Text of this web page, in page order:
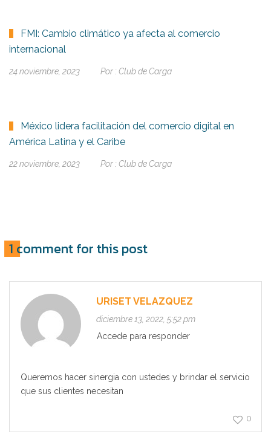
FMI: Cambio climático ya afecta al comercio
internacional
24 noviembre, 2023 Por : Club de Carga
México lidera facilitación del comercio digital en
América Latina y el Caribe
22 noviembre, 2023 Por : Club de Carga
1 comment for this post
URISET VELAZQUEZ
diciembre 13, 2022, 5:52 pm
Accede para responder
Queremos hacer sinergia con ustedes y brindar el servicio
que sus clientes necesitan
0